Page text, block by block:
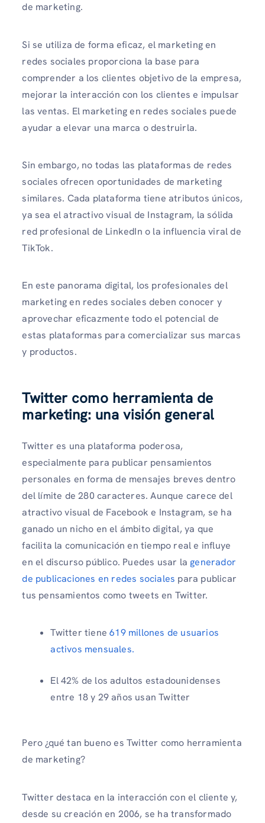
de marketing.
Si se utiliza de forma eficaz, el marketing en
redes sociales proporciona la base para
comprender a los clientes objetivo de la empresa,
mejorar la interacción con los clientes e impulsar
las ventas. El marketing en redes sociales puede
ayudar a elevar una marca o destruirla.
Sin embargo, no todas las plataformas de redes
sociales ofrecen oportunidades de marketing
similares. Cada plataforma tiene atributos únicos,
ya sea el atractivo visual de Instagram, la sólida
red profesional de LinkedIn o la influencia viral de
TikTok.
En este panorama digital, los profesionales del
marketing en redes sociales deben conocer y
aprovechar eficazmente todo el potencial de
estas plataformas para comercializar sus marcas
y productos.
Twitter como herramienta de
marketing: una visión general
Twitter es una plataforma poderosa,
especialmente para publicar pensamientos
personales en forma de mensajes breves dentro
del límite de 280 caracteres. Aunque carece del
atractivo visual de Facebook e Instagram, se ha
ganado un nicho en el ámbito digital, ya que
facilita la comunicación en tiempo real e influye
en el discurso público. Puedes usar la generador
de publicaciones en redes sociales para publicar
tus pensamientos como tweets en Twitter.
Twitter tiene619 millones de usuarios
activos mensuales.
El 42% de los adultos estadounidenses
entre 18 y 29 años usan Twitter
Pero ¿qué tan bueno es Twitter como herramienta
de marketing?
Twitter destaca en la interacción con el cliente y,
desde su creación en 2006, se ha transformado